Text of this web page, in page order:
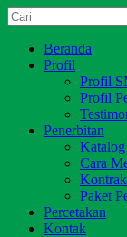
Skip
to
content
Media
Indonesia
Dari
Jambi
untuk
Menu
Beranda
Profil
Profil
Profil
Penerbitan
Cara
Paket
Percetakan
Kontak